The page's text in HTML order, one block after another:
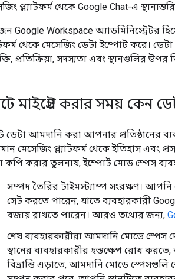
প্ল্যাটফর্ম থেকে Google Chat-এ
Google Workspace অ্যাডমিনিস্ট্রেটর
থেকে মেসেজিং ডেটা ইম্পোর্ট করে।
প্রতিক্রিয়া, সদস্যতা এবং স্থানগুলির উপর
মাইগ্রেট করার সময় কেন
ডেটা আমদানি করা আপনার প্রতিষ্ঠানের
মেসেজিং প্ল্যাটফর্ম থেকে ইতিহাস এবং
কপি করার তুলনায়, ইম্পোর্ট মোড স্পেস
সম্পদ তৈরির টাইমস্ট্যাম্প সংরক্ষণ।
সেট করতে পারেন, যাতে ব্যবহারকারী
বজায় রাখতে পারেন। আরও তথ্যের জন্য,
শেষ ব্যবহারকারীরা আমদানি মোডে স্পেস
স্থানের ব্যবহারকারীর হস্তক্ষেপ রোধ
বিভ্রান্তি এড়াতে, আমদানি মোডে